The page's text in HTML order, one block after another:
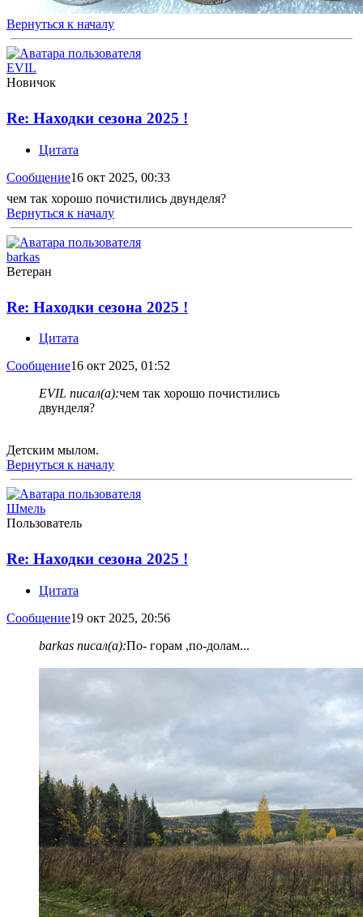
Вернуться к началу
EVIL
Новичок
Re: Находки сезона 2025 !
Цитата
Сообщение16 окт 2025, 00:33
чем так хорошо почистились двунделя?
Вернуться к началу
barkas
Ветеран
Re: Находки сезона 2025 !
Цитата
Сообщение16 окт 2025, 01:52
EVIL писал(а):чем так хорошо почистились
двунделя?
Детским мылом.
Вернуться к началу
Шмель
Пользователь
Re: Находки сезона 2025 !
Цитата
Сообщение19 окт 2025, 20:56
barkas писал(а):По- горам ,по-долам...